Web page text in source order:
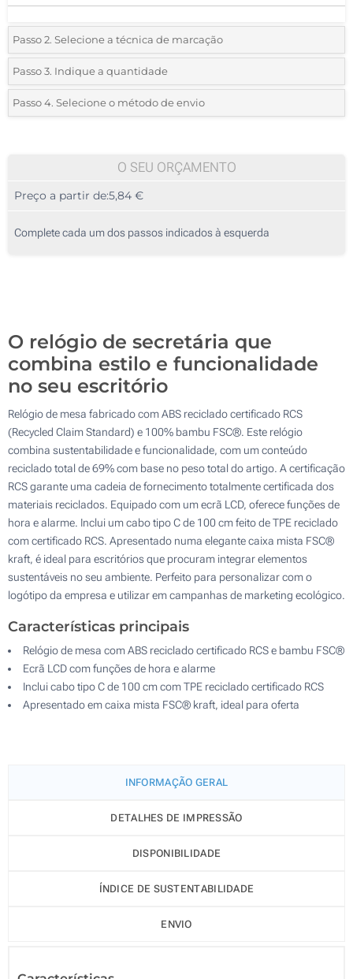
Passo 2. Selecione a técnica de marcação
*Selecione o tipo de marcação e as cores do logotipo:
1 Cor (Na frente)
Passo 3. Indique a quantidade
*Quantidade mínima:5
10
25
Passo 4. Selecione o método de envio
O SEU ORÇAMENTO
Preço a partir de:5,84 €
Complete cada um dos passos indicados à esquerda
O relógio de secretária que
combina estilo e funcionalidade
no seu escritório
Relógio de mesa fabricado com ABS reciclado certificado RCS
(Recycled Claim Standard) e 100% bambu FSC®. Este relógio
combina sustentabilidade e funcionalidade, com um conteúdo
reciclado total de 69% com base no peso total do artigo. A certificação
RCS garante uma cadeia de fornecimento totalmente certificada dos
materiais reciclados. Equipado com um ecrã LCD, oferece funções de
hora e alarme. Inclui um cabo tipo C de 100 cm feito de TPE reciclado
com certificado RCS. Apresentado numa elegante caixa mista FSC®
kraft, é ideal para escritórios que procuram integrar elementos
sustentáveis no seu ambiente. Perfeito para personalizar com o
logótipo da empresa e utilizar em campanhas de marketing ecológico.
Características principais
Relógio de mesa com ABS reciclado certificado RCS e bambu FSC®
Ecrã LCD com funções de hora e alarme
Inclui cabo tipo C de 100 cm com TPE reciclado certificado RCS
Apresentado em caixa mista FSC® kraft, ideal para oferta
INFORMAÇÃO GERAL
DETALHES DE IMPRESSÃO
DISPONIBILIDADE
ÍNDICE DE SUSTENTABILIDADE
ENVIO